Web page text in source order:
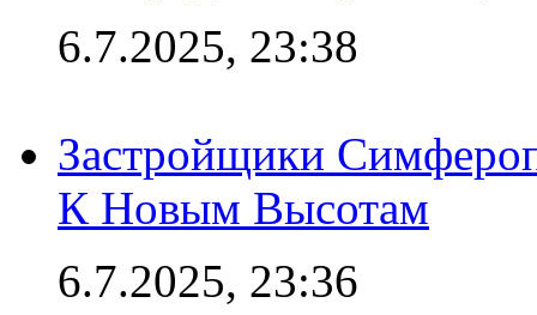
6.7.2025, 23:38
Застройщики
К Новым Высотам
6.7.2025, 23:36